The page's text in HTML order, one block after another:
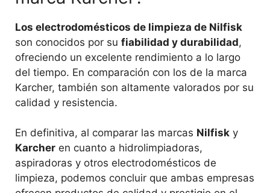
Los electrodomésticos de limpieza de Nilfisk
son conocidos por su fiabilidad y durabilidad,
ofreciendo un excelente rendimiento a lo largo
del tiempo. En comparación con los de la marca
Karcher, también son altamente valorados por su
calidad y resistencia.
En definitiva, al comparar las marcas Nilfisk y
Karcher en cuanto a hidrolimpiadoras,
aspiradoras y otros electrodomésticos de
limpieza, podemos concluir que ambas empresas